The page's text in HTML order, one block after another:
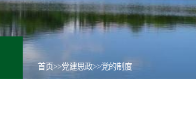
首页>>党建思政>>党的制度